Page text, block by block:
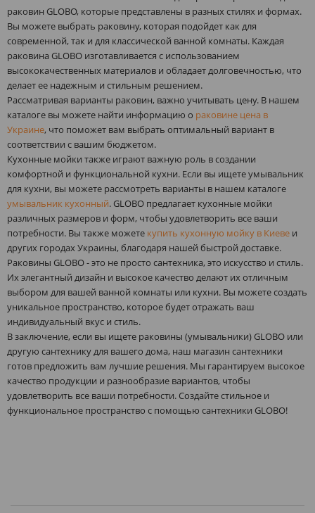
раковин GLOBO, которые представлены в разных стилях и формах.
Вы можете выбрать раковину, которая подойдет как для
современной, так и для классической ванной комнаты. Каждая
раковина GLOBO изготавливается с использованием
высококачественных материалов и обладает долговечностью, что
делает ее надежным и стильным решением.
Рассматривая варианты раковин, важно учитывать цену. В нашем
каталоге вы можете найти информацию о раковине цена в
Украине, что поможет вам выбрать оптимальный вариант в
соответствии с вашим бюджетом.
Кухонные мойки также играют важную роль в создании
комфортной и функциональной кухни. Если вы ищете умывальник
для кухни, вы можете рассмотреть варианты в нашем каталоге
умывальник кухонный. GLOBO предлагает кухонные мойки
различных размеров и форм, чтобы удовлетворить все ваши
потребности. Вы также можете купить кухонную мойку в Киеве и
других городах Украины, благодаря нашей быстрой доставке.
Раковины GLOBO - это не просто сантехника, это искусство и стиль.
Их элегантный дизайн и высокое качество делают их отличным
выбором для вашей ванной комнаты или кухни. Вы можете создать
уникальное пространство, которое будет отражать ваш
индивидуальный вкус и стиль.
В заключение, если вы ищете раковины (умывальники) GLOBO или
другую сантехнику для вашего дома, наш магазин сантехники
готов предложить вам лучшие решения. Мы гарантируем высокое
качество продукции и разнообразие вариантов, чтобы
удовлетворить все ваши потребности. Создайте стильное и
функциональное пространство с помощью сантехники GLOBO!